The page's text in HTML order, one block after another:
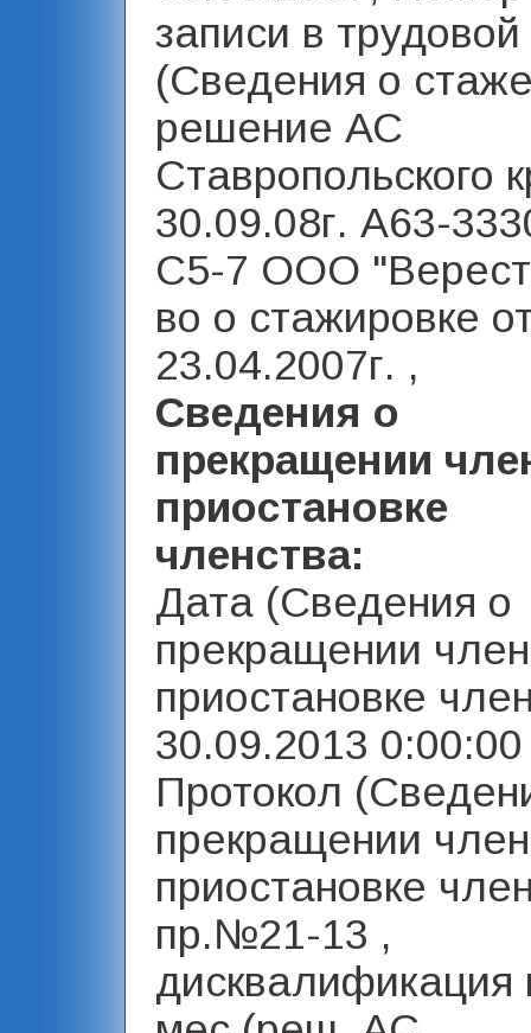
записи в
(Сведения о
решение АС
Ставропольского
30.09.08г. А63-
С5-7 ООО
во о стажировке
23.04.2007г. ,
Сведения о
прекращении
приостановке
членства:
Дата (Сведения о
прекращении
приостановке
30.09.2013
Протокол
прекращении
приостановке
пр.№21-13 ,
дисквалификация